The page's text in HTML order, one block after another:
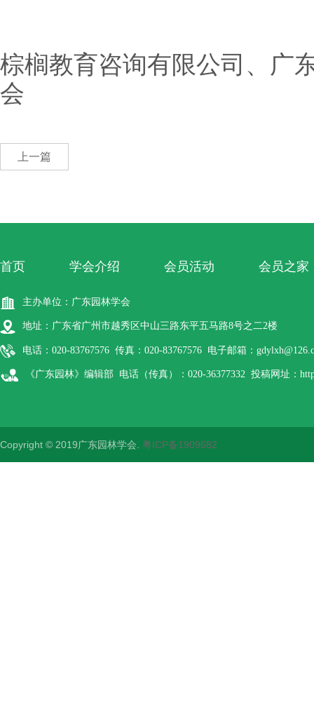
棕榈教育咨询有限公司、广
会
上一篇
首页 学会介绍 会员活动 会员之家
主办单位：广东园林学会
地址：广东省广州市越秀区中山三路东平五马路8号之二2楼
电话：020-83767576 传真：020-83767576 电子邮箱：
《广东园林》编辑部 电话（传真）：020-36377332 投稿网址：
Copyright © 2019广东园林学会. 粤ICP备1909682